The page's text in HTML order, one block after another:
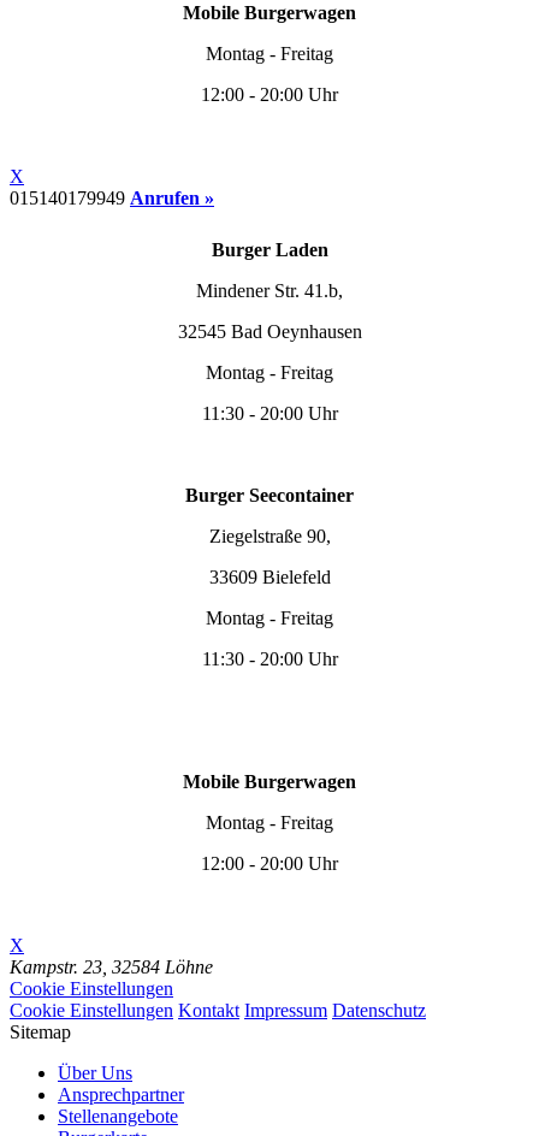
Mobile Burgerwagen
Montag - Freitag
12:00 - 20:00 Uhr
X
015140179949 Anrufen »
Burger Laden
Mindener Str. 41.b,
32545 Bad Oeynhausen
Montag - Freitag
11:30 - 20:00 Uhr
Burger Seecontainer
Ziegelstraße 90,
33609 Bielefeld
Montag - Freitag
11:30 - 20:00 Uhr
Mobile Burgerwagen
Montag - Freitag
12:00 - 20:00 Uhr
X
Kampstr. 23, 32584 Löhne
Cookie Einstellungen
Cookie Einstellungen Kontakt Impressum Datenschutz
Sitemap
Über Uns
Ansprechpartner
Stellenangebote